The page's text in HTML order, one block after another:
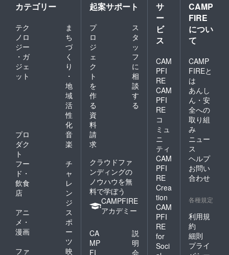
カテゴリー
テク
ノロ
ジー
・ガ
ジェ
ット
ま
ち
づ
く
り
・
地
域
活
性
化
プロ
ダク
ト
音
楽
フー
ド・
飲食
店
チ
ャ
レ
ン
ジ
アニ
メ・
漫画
ス
ポ
ー
ツ
ファ
映
起案サポート
プ
ロ
ジ
ェ
ク
ト
を
作
る
ス
タ
ッ
フ
に
相
談
す
る
資
料
請
求
クラウドファ
ンディングの
ノウハウを無
料で学ぼう
CAMPFIRE
アカデミー
CA
MP
FI
説
明
会
サ
ー
ビ
ス
CAM
PFI
RE
CAM
PFI
RE
コ
ミュ
ニ
ティ
CAM
PFI
RE
Crea
tion
CAM
PFI
RE
for
Soci
CAMP
FIRE
につい
て
CAMP
FIREと
は
あんし
ん・安
全への
取り組
み
ニュー
ス
ヘルプ
お問い
合わせ
各種規定
利用規
約
細則
プライ